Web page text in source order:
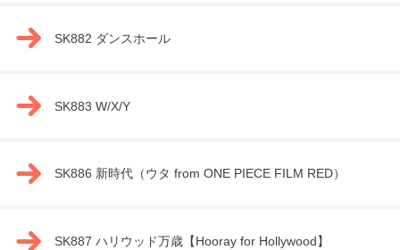
SK882 ダンスホール
SK883 W/X/Y
SK886 新時代（ウタ from ONE PIECE FILM RED）
SK887 ハリウッド万歳【Hooray for Hollywood】